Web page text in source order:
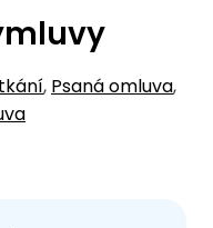
, Psaná omluva,